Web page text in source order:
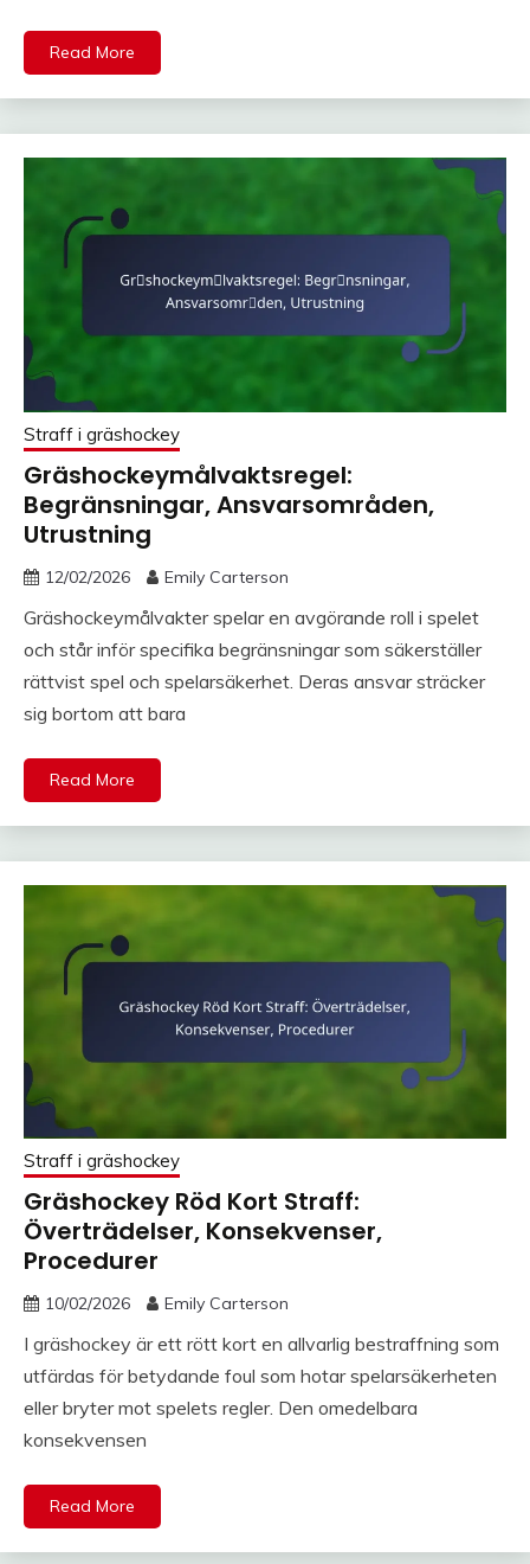
Read More
Straff i gräshockey
Gräshockeymålvaktsregel:
Begränsningar, Ansvarsområden,
Utrustning
12/02/2026 Emily Carterson
Gräshockeymålvakter spelar en avgörande roll i spelet
och står inför specifika begränsningar som säkerställer
rättvist spel och spelarsäkerhet. Deras ansvar sträcker
sig bortom att bara
Read More
Straff i gräshockey
Gräshockey Röd Kort Straff:
Överträdelser, Konsekvenser,
Procedurer
10/02/2026 Emily Carterson
I gräshockey är ett rött kort en allvarlig bestraffning som
utfärdas för betydande foul som hotar spelarsäkerheten
eller bryter mot spelets regler. Den omedelbara
konsekvensen
Read More